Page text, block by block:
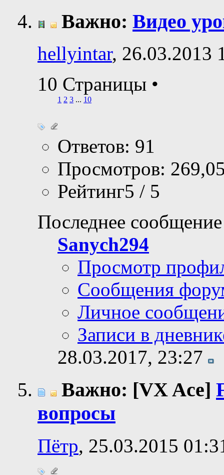
Важно: Видео
hellyintar, 26.03.2013
10 Страницы •
1 2 3 ... 10
Ответов: 91
Просмотров:
Рейтинг5 / 5
Последнее
Sanych294
Просмотр
Сообщения
Личное
Записи в
28.03.2017, 23:27
Важно: [VX Ace]
вопросы
Пётр, 25.03.2015